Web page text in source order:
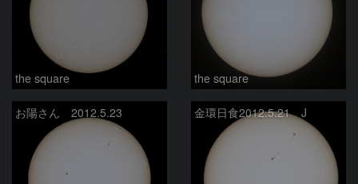
the square the square
お陽さん 2012.5.23 金環日食2012.5.21 J